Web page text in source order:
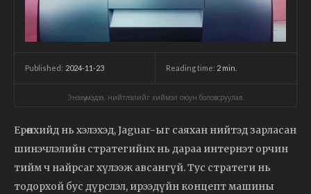
Published: 2024-11-23 Reading time: 2 min.
Энэхүү мэдээ, нийтлэлийг хиймэл оюун боловсруулав.
Ерөнхийд нь хэлэхэд, Jaguar-ыг саяхан нийтэд зарласан
шинэчлэлийн стратегийнх нь дараа интернэт орчин
тийм ч найрсаг хүлээж авсангүй. Тус стратеги нь
тодорхой бус дүрслэл, ирээдүйн концепт машины